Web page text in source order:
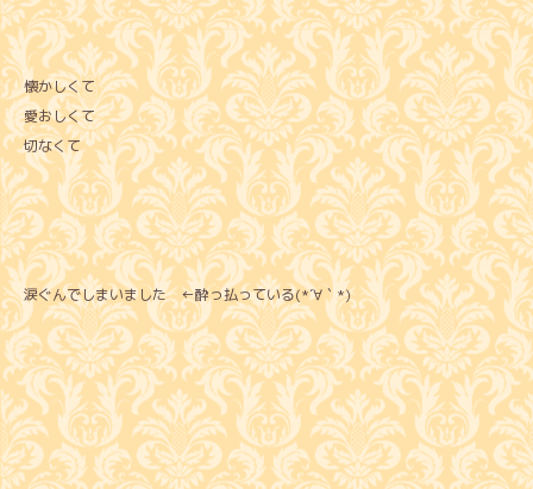
懐かしくて
愛おしくて
切なくて
涙ぐんでしまいました ←酔っ払っている(*´∀｀*)